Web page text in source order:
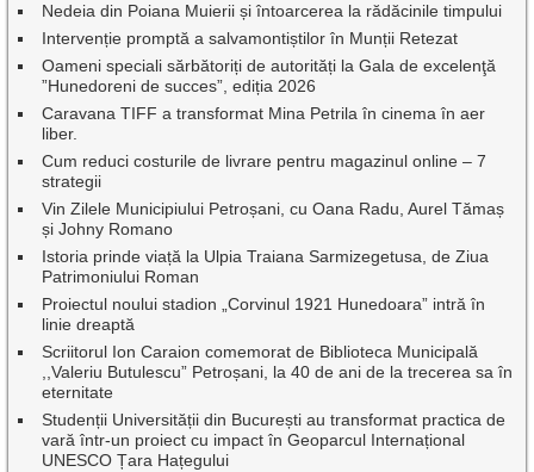
Nedeia din Poiana Muierii și întoarcerea la rădăcinile timpului
Intervenție promptă a salvamontiștilor în Munții Retezat
Oameni speciali sărbătoriți de autorități la Gala de excelenţă
”Hunedoreni de succes”, ediția 2026
Caravana TIFF a transformat Mina Petrila în cinema în aer
liber.
Cum reduci costurile de livrare pentru magazinul online – 7
strategii
Vin Zilele Municipiului Petroșani, cu Oana Radu, Aurel Tămaș
și Johny Romano
Istoria prinde viață la Ulpia Traiana Sarmizegetusa, de Ziua
Patrimoniului Roman
Proiectul noului stadion „Corvinul 1921 Hunedoara” intră în
linie dreaptă
Scriitorul Ion Caraion comemorat de Biblioteca Municipală
,,Valeriu Butulescu” Petroșani, la 40 de ani de la trecerea sa în
eternitate
Studenții Universității din București au transformat practica de
vară într-un proiect cu impact în Geoparcul Internațional
UNESCO Țara Hațegului